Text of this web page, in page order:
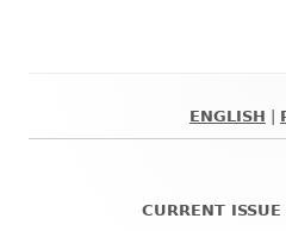
ENGLISH
CURRENT